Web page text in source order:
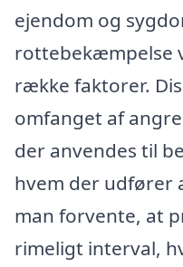
ejendom og
rottebekæmpelse
række faktorer.
omfanget af
der anvendes til
hvem der udfører
man forvente, at
rimeligt interval,